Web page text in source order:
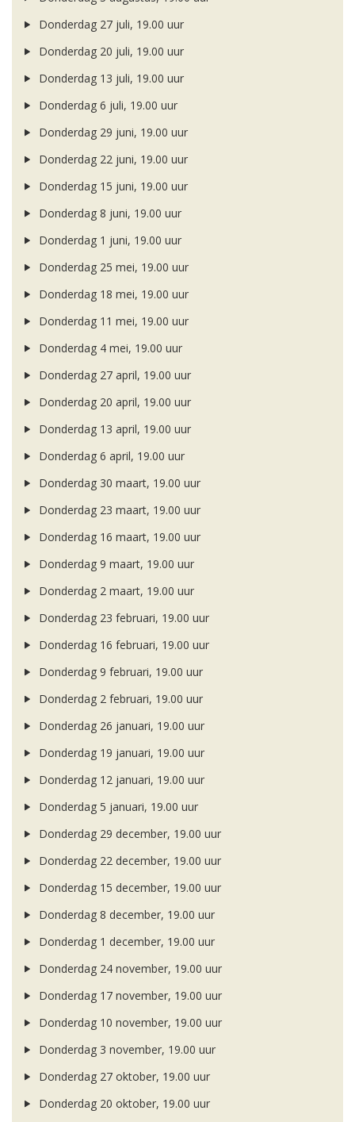
Donderdag 27 juli, 19.00 uur
Donderdag 20 juli, 19.00 uur
Donderdag 13 juli, 19.00 uur
Donderdag 6 juli, 19.00 uur
Donderdag 29 juni, 19.00 uur
Donderdag 22 juni, 19.00 uur
Donderdag 15 juni, 19.00 uur
Donderdag 8 juni, 19.00 uur
Donderdag 1 juni, 19.00 uur
Donderdag 25 mei, 19.00 uur
Donderdag 18 mei, 19.00 uur
Donderdag 11 mei, 19.00 uur
Donderdag 4 mei, 19.00 uur
Donderdag 27 april, 19.00 uur
Donderdag 20 april, 19.00 uur
Donderdag 13 april, 19.00 uur
Donderdag 6 april, 19.00 uur
Donderdag 30 maart, 19.00 uur
Donderdag 23 maart, 19.00 uur
Donderdag 16 maart, 19.00 uur
Donderdag 9 maart, 19.00 uur
Donderdag 2 maart, 19.00 uur
Donderdag 23 februari, 19.00 uur
Donderdag 16 februari, 19.00 uur
Donderdag 9 februari, 19.00 uur
Donderdag 2 februari, 19.00 uur
Donderdag 26 januari, 19.00 uur
Donderdag 19 januari, 19.00 uur
Donderdag 12 januari, 19.00 uur
Donderdag 5 januari, 19.00 uur
Donderdag 29 december, 19.00 uur
Donderdag 22 december, 19.00 uur
Donderdag 15 december, 19.00 uur
Donderdag 8 december, 19.00 uur
Donderdag 1 december, 19.00 uur
Donderdag 24 november, 19.00 uur
Donderdag 17 november, 19.00 uur
Donderdag 10 november, 19.00 uur
Donderdag 3 november, 19.00 uur
Donderdag 27 oktober, 19.00 uur
Donderdag 20 oktober, 19.00 uur